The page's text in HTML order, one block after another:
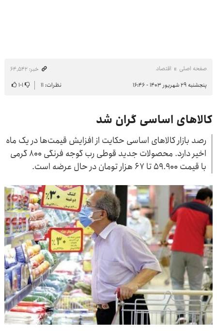
صفحه اصلی اقتصاد
خبر: ۶۴٬۵۴۲
پنجشنبه ۲۹ شهریور ۱۴۰۳ - ۱۶:۴۶
نظرات: ۱۱ ۱-۱
کالاهای اساسی گران شد
رصد بازار کالاهای اساسی حکایت از افزایش قیمت‌ها در یک ماه
اخیر دارد. محصولات جدید قوطی رب گوجه فرنگی ۸۰۰ گرمی
با قیمت ۵۹.۹۰۰ تا ۶۷ هزار تومان در حال عرضه است.